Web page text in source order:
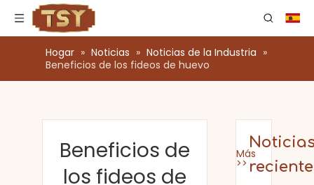
Hogar » Noticias » Noticias de la Industria »
Beneficios de los fideos de huevo
Beneficios de
los fideos de
Más
>>